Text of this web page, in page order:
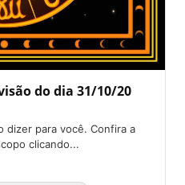
do dia 31/10/20
dizer para você. Confira a
clicando...